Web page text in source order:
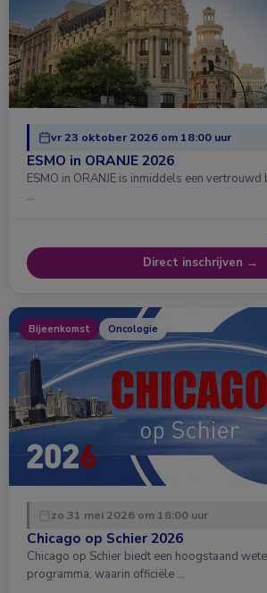
vr 23 oktober 2026 om 18:00 uur
ESMO in ORANJE 2026
ESMO in ORANJE is inmiddels een
…
Direct inschrijven →
Bijeenkomst Oncologie
zo 31 mei 2026 om 18:00 uur
Chicago op Schier 2026
Chicago op Schier biedt een hoogstaand
programma, waarin officiële …